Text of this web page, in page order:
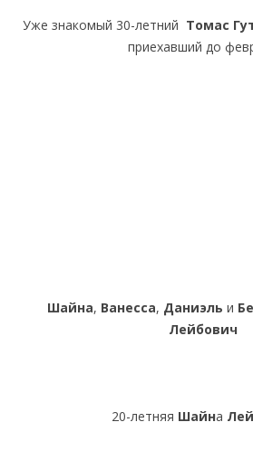
Уже знакомый 30-летний Томас
приехавший до
Шайна, Ванесса, Даниэль и
Лейбович
20-летняя Шайна